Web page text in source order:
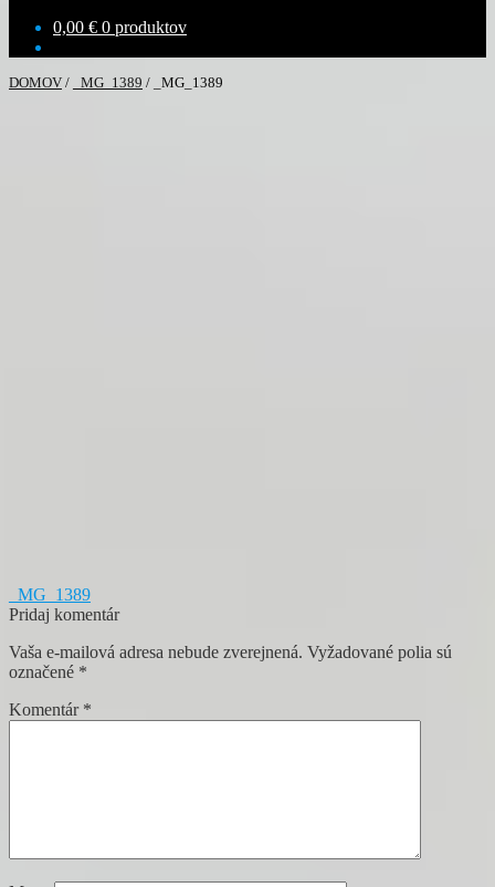
0,00 € 0 produktov
DOMOV / _MG_1389 / _MG_1389
Navigácia
v
článku
Predchádzajúci
článok:
_MG_1389
Pridaj komentár
Vaša e-mailová adresa nebude zverejnená. Vyžadované polia sú
označené *
Komentár *